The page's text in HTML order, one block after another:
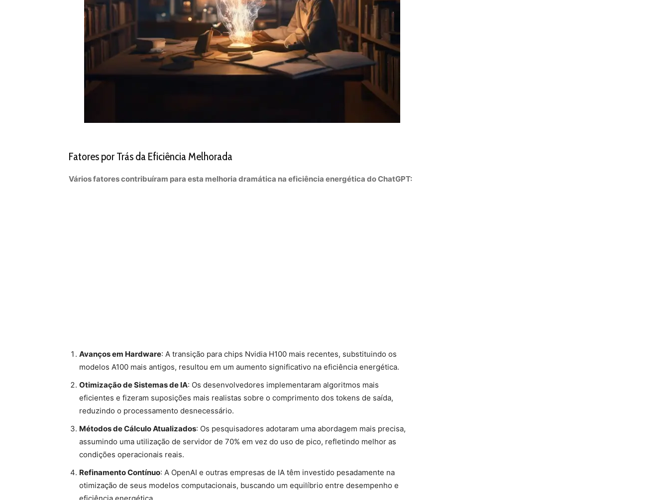
Fatores por Trás da Eficiência Melhorada
Vários fatores contribuíram para esta melhoria dramática na eficiência energética do ChatGPT:
Avanços em Hardware: A transição para chips Nvidia H100 mais recentes, substituindo os
modelos A100 mais antigos, resultou em um aumento significativo na eficiência energética.
Otimização de Sistemas de IA: Os desenvolvedores implementaram algoritmos mais
eficientes e fizeram suposições mais realistas sobre o comprimento dos tokens de saída,
reduzindo o processamento desnecessário.
Métodos de Cálculo Atualizados: Os pesquisadores adotaram uma abordagem mais precisa,
assumindo uma utilização de servidor de 70% em vez do uso de pico, refletindo melhor as
condições operacionais reais.
Refinamento Contínuo: A OpenAI e outras empresas de IA têm investido pesadamente na
otimização de seus modelos computacionais, buscando um equilíbrio entre desempenho e